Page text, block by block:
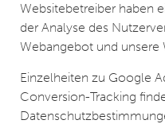
Websitebetreiber haben
der Analyse des
Webangebot und
Einzelheiten zu Google
Conversion-Tracking